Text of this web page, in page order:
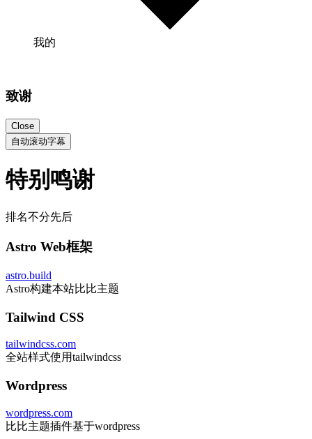
我的
致谢
Close
自动滚动字幕
特别鸣谢
排名不分先后
Astro Web框架
astro.build
Astro构建本站比比主题
Tailwind CSS
tailwindcss.com
全站样式使用tailwindcss
Wordpress
wordpress.com
比比主题插件基于wordpress